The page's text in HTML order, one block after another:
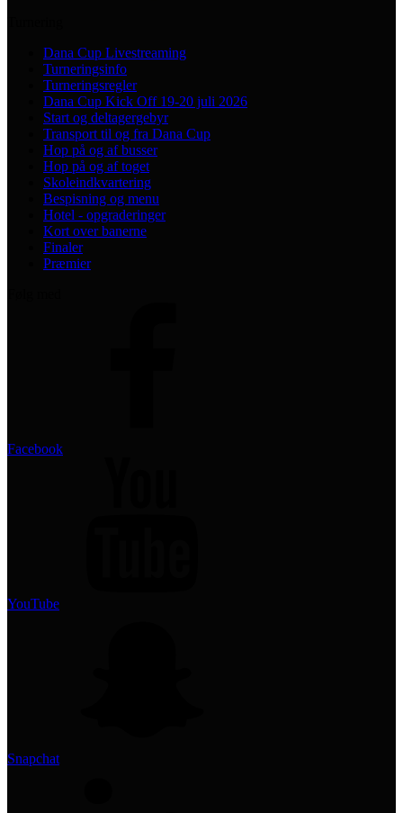
Dana Cup Livestreaming
Turneringsinfo
Turneringsregler
Dana Cup Kick Off 19-20 juli 2026
Start og deltagergebyr
Transport til og fra Dana Cup
Hop på og af busser
Hop på og af toget
Skoleindkvartering
Bespisning og menu
Hotel - opgraderinger
Kort over banerne
Finaler
Præmier
Facebook
YouTube
Snapchat